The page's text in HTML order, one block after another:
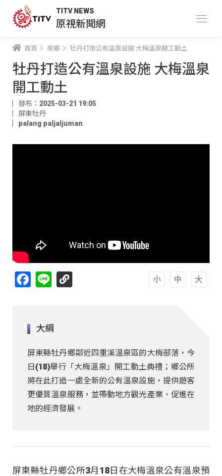
TITV NEWS
原視新聞網
首頁 原鄉 牡丹打造公有溫泉設施 大梅溫泉開工動土
牡丹打造公有溫泉設施 大梅溫泉
開工動土
發布：2025-03-21 19:05
屏東牡丹
palang paljaljuman
Facebook
Line
大綱
屏東縣牡丹鄉鄰近四重溪溫泉區的大梅部落，今
日(18)舉行「大梅溫泉」開工動土典禮；鄉公所
將在此打造一處全新的公有溫泉設施，提供遊客
更優質溫泉服務，並帶動地方觀光產業、促進在
地的經濟發展。
屏東縣牡丹鄉公所3月18日在大梅溫泉公有溫泉預